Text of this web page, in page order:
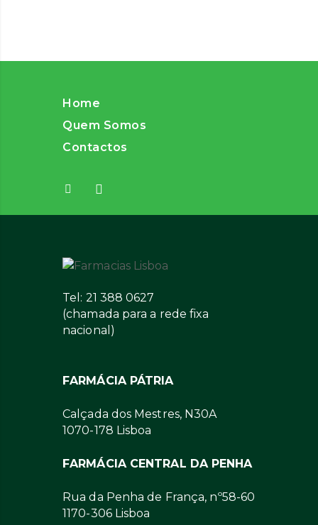
Home
Quem Somos
Contactos
Tel: 21 388 0627
(chamada para a rede fixa
nacional)
FARMÁCIA PÁTRIA
Calçada dos Mestres, N30A
1070-178 Lisboa
FARMÁCIA CENTRAL DA PENHA
Rua da Penha de França, nº58-60
1170-306 Lisboa